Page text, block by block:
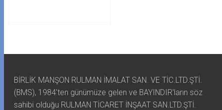
BİRLİK MANŞON RULMAN İMALAT SAN. VE TİC.LTD.ŞTİ.
(BMS), 1984'ten günümüze gelen ve BAYINDIR'ların söz
sahibi olduğu RULMAN TİCARET İNŞAAT SAN.LTD.ŞTİ.